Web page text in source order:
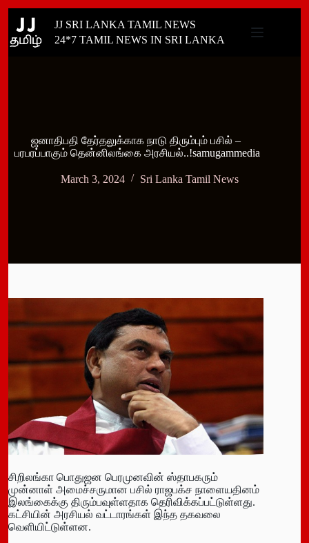
content
JJ SRI LANKA TAMIL NEWS
24*7 TAMIL NEWS IN SRI LANKA
ஜனாதிபதி தேர்தலுக்காக நாடு திரும்பும் பசில் –
பரபரப்பாகும் தென்னிலங்கை அரசியல்..!samugammedia
March 3, 2024 Sri Lanka Tamil News
சிறிலங்கா பொதுஜன பெரமுனவின் ஸ்தாபகரும்
முன்னாள் அமைச்சருமான பசில் ராஜபக்ச நாளையதினம்
இலங்கைக்கு திரும்பவுள்ளதாக தெரிவிக்கப்பட்டுள்ளது.
கட்சியின் அரசியல் வட்டாரங்கள் இந்த தகவலை
வெளியிட்டுள்ளன.